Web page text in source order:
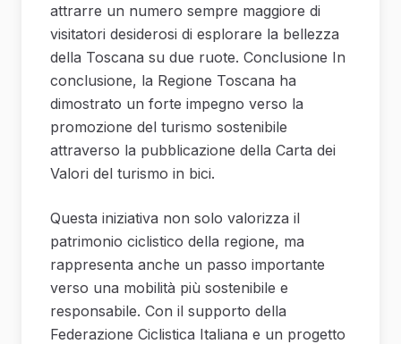
attrarre un numero sempre maggiore di
visitatori desiderosi di esplorare la bellezza
della Toscana su due ruote. Conclusione In
conclusione, la Regione Toscana ha
dimostrato un forte impegno verso la
promozione del turismo sostenibile
attraverso la pubblicazione della Carta dei
Valori del turismo in bici.
Questa iniziativa non solo valorizza il
patrimonio ciclistico della regione, ma
rappresenta anche un passo importante
verso una mobilità più sostenibile e
responsabile. Con il supporto della
Federazione Ciclistica Italiana e un progetto